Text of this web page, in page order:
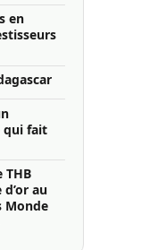
en
qui fait
THB
au
Monde